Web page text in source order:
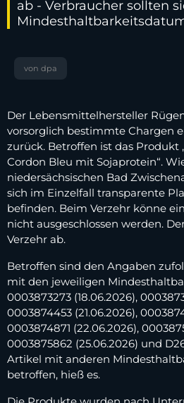
ab - Verbraucher sollten
von dpa
Der Lebensmittelhersteller
vorsorglich bestimmte Chargen
zurück. Betroffen ist das Produkt
Cordon Bleu mit Sojaprotein“.
niedersächsischen Bad
sich im Einzelfall transparente
befinden. Beim Verzehr könne
nicht ausgeschlossen werden.
Verzehr ab.
Betroffen sind den Angaben
mit den jeweiligen
0003873273 (18.06.2026),
0003874453 (21.06.2026),
0003874871 (22.06.2026),
0003875862 (25.06.2026) und
Artikel mit anderen
betroffen, hieß es.